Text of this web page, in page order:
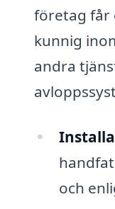
företag får
kunnig
andra
och